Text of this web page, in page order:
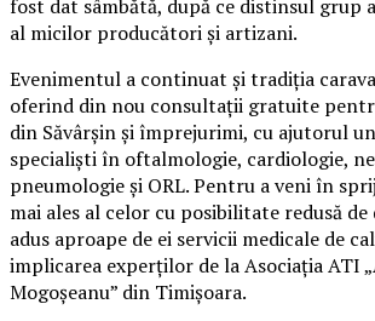
fost dat sâmbătă, după ce distinsul grup
al micilor producători și artizani.
Evenimentul a continuat și tradiția
oferind din nou consultații gratuite
din Săvârșin și împrejurimi, cu ajutorul
specialiști în oftalmologie, cardiologie,
pneumologie și ORL. Pentru a veni în
mai ales al celor cu posibilitate redusă de
adus aproape de ei servicii medicale de
implicarea experților de la Asociația ATI
Mogoșeanu” din Timișoara.